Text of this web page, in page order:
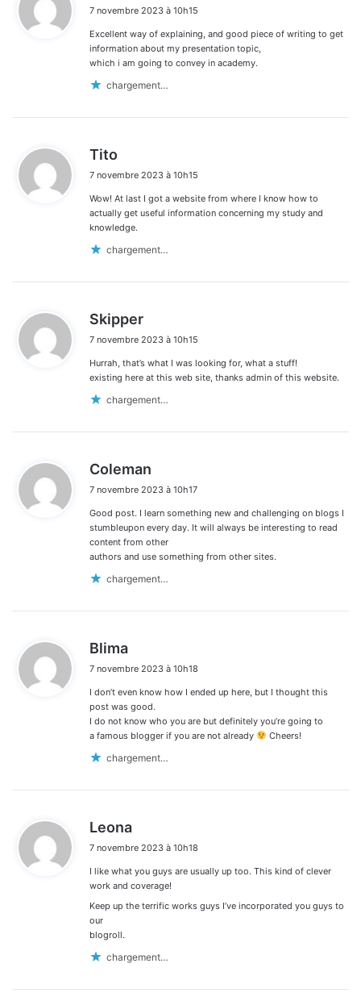
t
:
7 novembre 2023 à 10h15
Excellent way of explaining, and good piece of writing to get
information about my presentation topic,
which i am going to convey in academy.
chargement…
Tito
t
:
7 novembre 2023 à 10h15
Wow! At last I got a website from where I know how to
actually get useful information concerning my study and
knowledge.
chargement…
Skipper
t
7 novembre 2023 à 10h15
Hurrah, that’s what I was looking for, what a stuff!
existing here at this web site, thanks admin of this website.
chargement…
Coleman
t
:
7 novembre 2023 à 10h17
Good post. I learn something new and challenging on blogs I
stumbleupon every day. It will always be interesting to read
content from other
authors and use something from other sites.
chargement…
Blima
t
7 novembre 2023 à 10h18
I don’t even know how I ended up here, but I thought this
post was good.
I do not know who you are but definitely you’re going to
a famous blogger if you are not already
Cheers!
chargement…
Leona
t
:
7 novembre 2023 à 10h18
I like what you guys are usually up too. This kind of clever
work and coverage!
Keep up the terrific works guys I’ve incorporated you guys to
our
blogroll.
chargement…